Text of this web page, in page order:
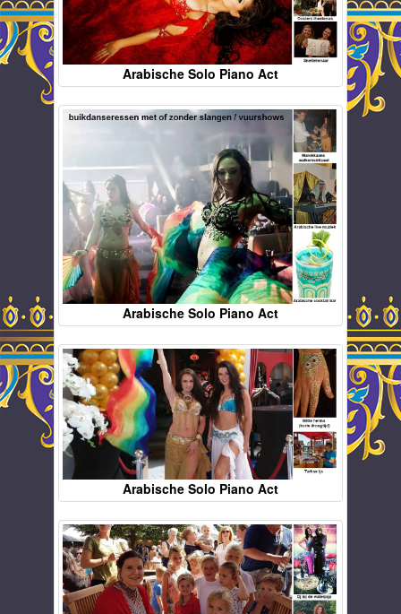
Arabische Solo Piano Act
Arabische Solo Piano Act
Arabische Solo Piano Act